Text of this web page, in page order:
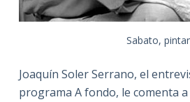
Sabato,
Joaquín Soler Serrano, el
programa A fondo, le comenta